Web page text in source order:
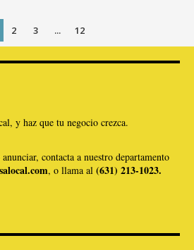
2 3 ... 12
y haz que tu negocio crezca.
contacta a nuestro departamento
, o llama al (631) 213-1023.